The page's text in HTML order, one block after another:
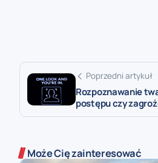
Poprzedni artykuł
Rozpoznawanie
postępu czy
Może Cię zainteresować